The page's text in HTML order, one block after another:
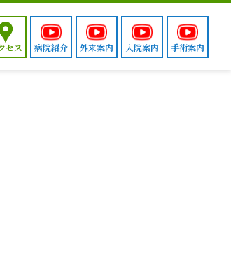
セス 病院紹介 外来案内 入院案内 手術案内